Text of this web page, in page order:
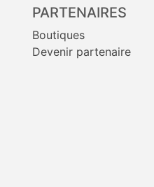
PARTENAIRES
Boutiques
Devenir partenaire